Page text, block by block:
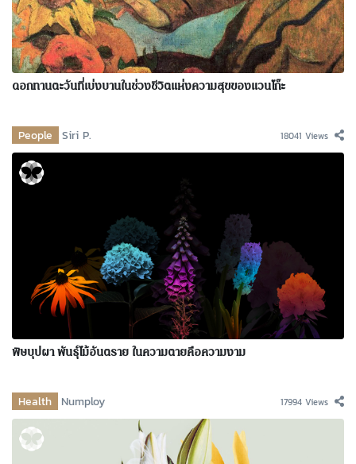
ดอกทานตะวันที่เบ่งบานในช่วงชีวิตแห่งความสุขของแวนโก๊ะ
People Siri P. 18041 Views
พิษบุปผา พันธุ์ไม้อันตราย ในความตายคือความงาม
Health Numploy 17994 Views